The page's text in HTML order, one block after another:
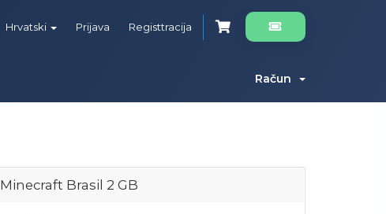
Hrvatski Prijava Registtracija
Račun
Minecraft Brasil 2 GB